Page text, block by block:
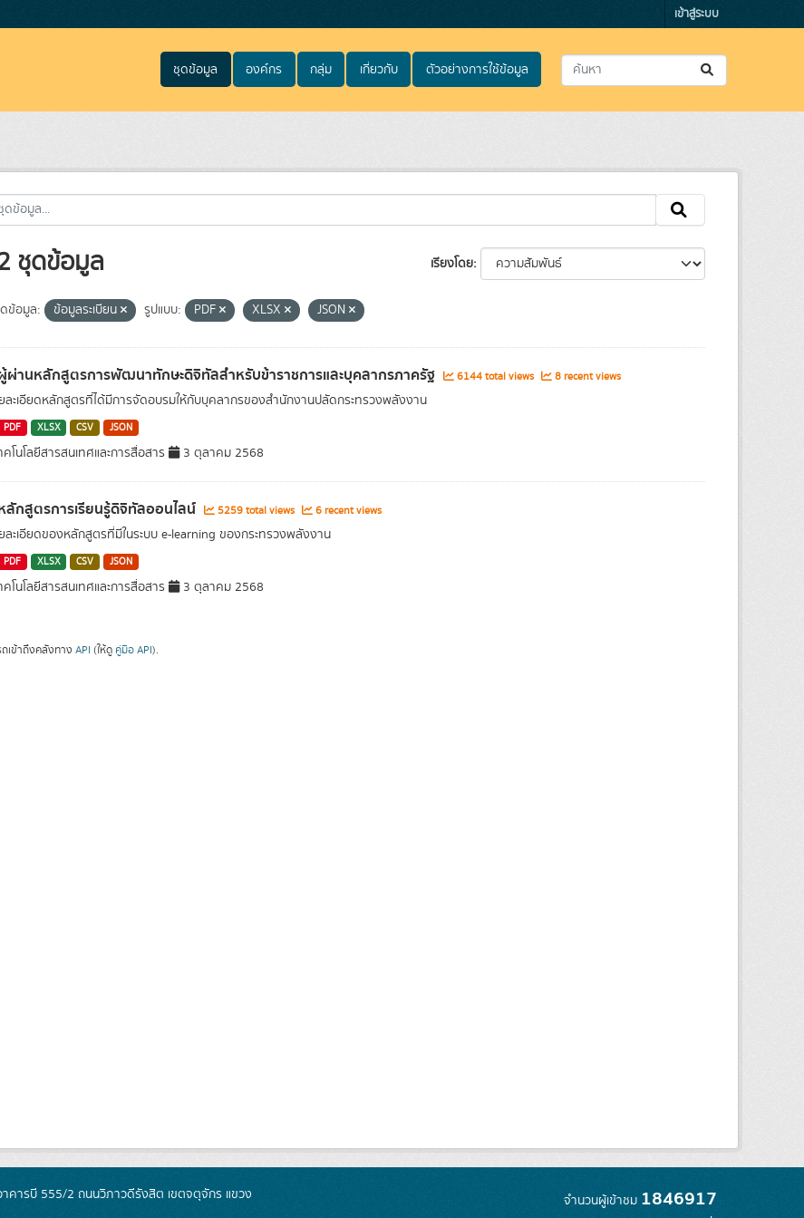
เข้าสู่ระบบ
ชุดข้อมูล องค์กร กลุ่ม เกี่ยวกับ ตัวอย่างการใช้ข้อมูล
เรียงโดย
ชุดข้อมูล
ข้อมูล: ข้อมูลระเบียน รูปแบบ: PDF XLSX JSON
ผ่านหลักสูตรการพัฒนาทักษะดิจิทัลสำหรับข้าราชการและบุคลากรภาครัฐ 6144 total views 8 recent views
ละเอียดหลักสูตรที่ได้มีการจัดอบรมให้กับบุคลากรของสำนักงานปลัดกระทรวงพลังงาน
PDF XLSX CSV JSON
โนโลยีสารสนเทศและการสื่อสาร 3 ตุลาคม 2568
ลักสูตรการเรียนรู้ดิจิทัลออนไลน์ 5259 total views 6 recent views
ละเอียดของหลักสูตรที่มีในระบบ e-learning ของกระทรวงพลังงาน
PDF XLSX CSV JSON
โนโลยีสารสนเทศและการสื่อสาร 3 ตุลาคม 2568
เข้าถึงคลังทาง API (ให้ดู คู่มือ API).
คารบี 555/2 ถนนวิภาวดีรังสิต เขตจตุจักร แขวง
จำนวนผู้เข้าชม 1846917